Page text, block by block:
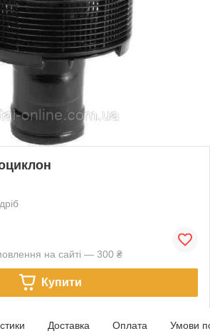
на сайті — 300 ₴
Купити
Доставка Оплата Умови